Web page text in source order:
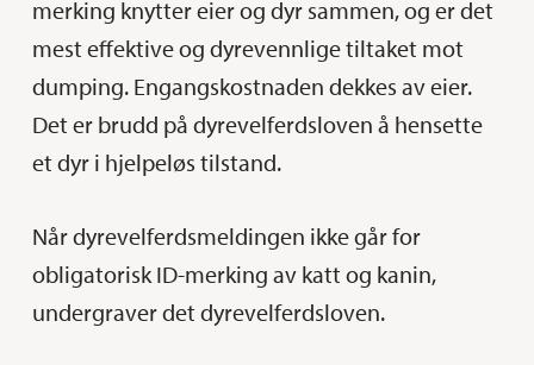
merking knytter eier og dyr sammen, og er det
mest effektive og dyrevennlige tiltaket mot
dumping. Engangskostnaden dekkes av eier.
Det er brudd på dyrevelferdsloven å hensette
et dyr i hjelpeløs tilstand.
Når dyrevelferdsmeldingen ikke går for
obligatorisk ID-merking av katt og kanin,
undergraver det dyrevelferdsloven.